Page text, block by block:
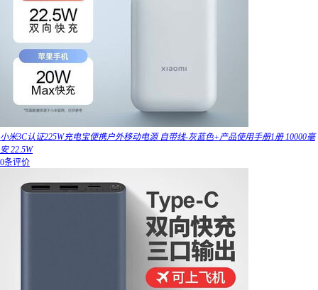
小米3C认证225W充电宝便携户外移动电源 自带线-灰蓝色+产品使用手册1册 10000毫
安 22.5W
0条评价